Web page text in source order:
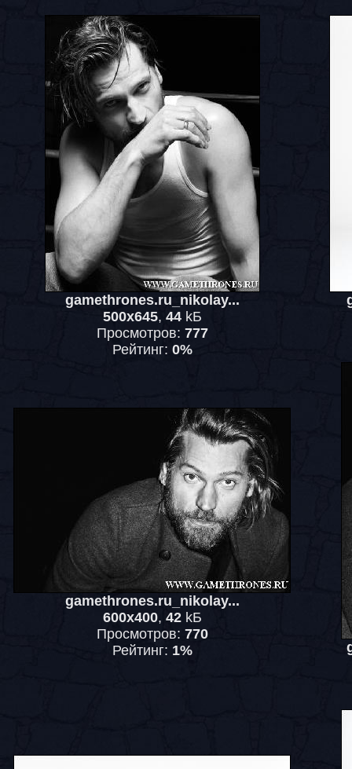
gamethrones.ru_nikolay...
500x645, 44kБ
Просмотров: 777
Рейтинг: 0%
gamethrones.ru_nikolay...
600x400, 42kБ
Просмотров: 770
Рейтинг: 1%